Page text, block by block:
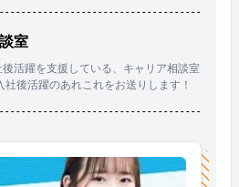
室
活躍を支援している、キャリア相談室
社後活躍のあれこれをお送りします！